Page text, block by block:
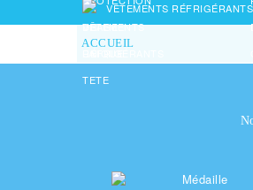
VÊTEMENTS RÉFRIGÉRANTS
ACCUEIL